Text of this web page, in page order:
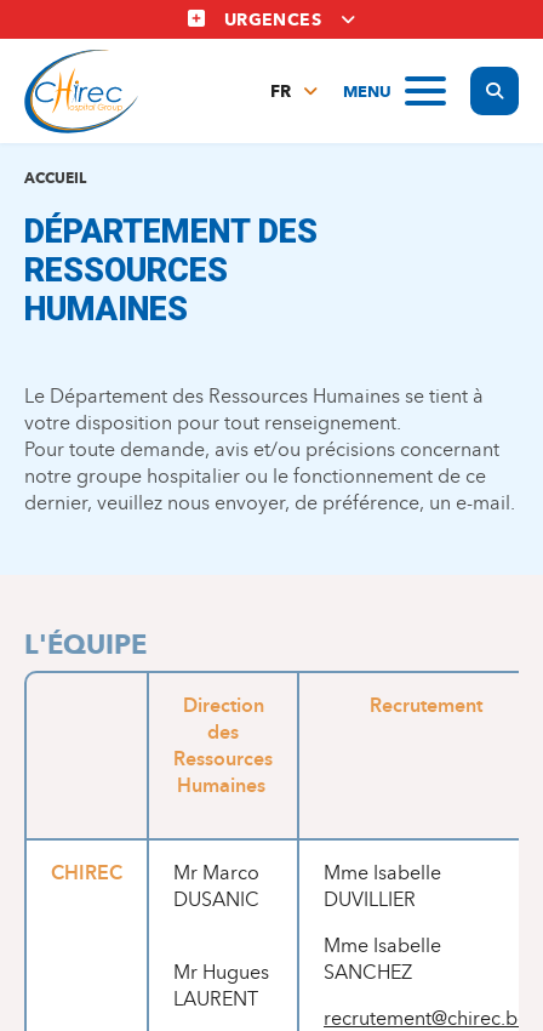
au
contenu
principal
URGENCES
MENU
FR
ACCUEIL
DÉPARTEMENT DES
RESSOURCES
HUMAINES
Le Département des Ressources Humaines se tient à
votre disposition pour tout renseignement.
Pour toute demande, avis et/ou précisions concernant
notre groupe hospitalier ou le fonctionnement de ce
dernier, veuillez nous envoyer, de préférence, un e-mail.
L'ÉQUIPE
Direction
des
Ressources
Humaines
Recrutement
CHIREC
Mr Marco
DUSANIC
Mr Hugues
LAURENT
Mme Isabelle
DUVILLIER
Mme Isabelle
SANCHEZ
recrutement@chirec.be